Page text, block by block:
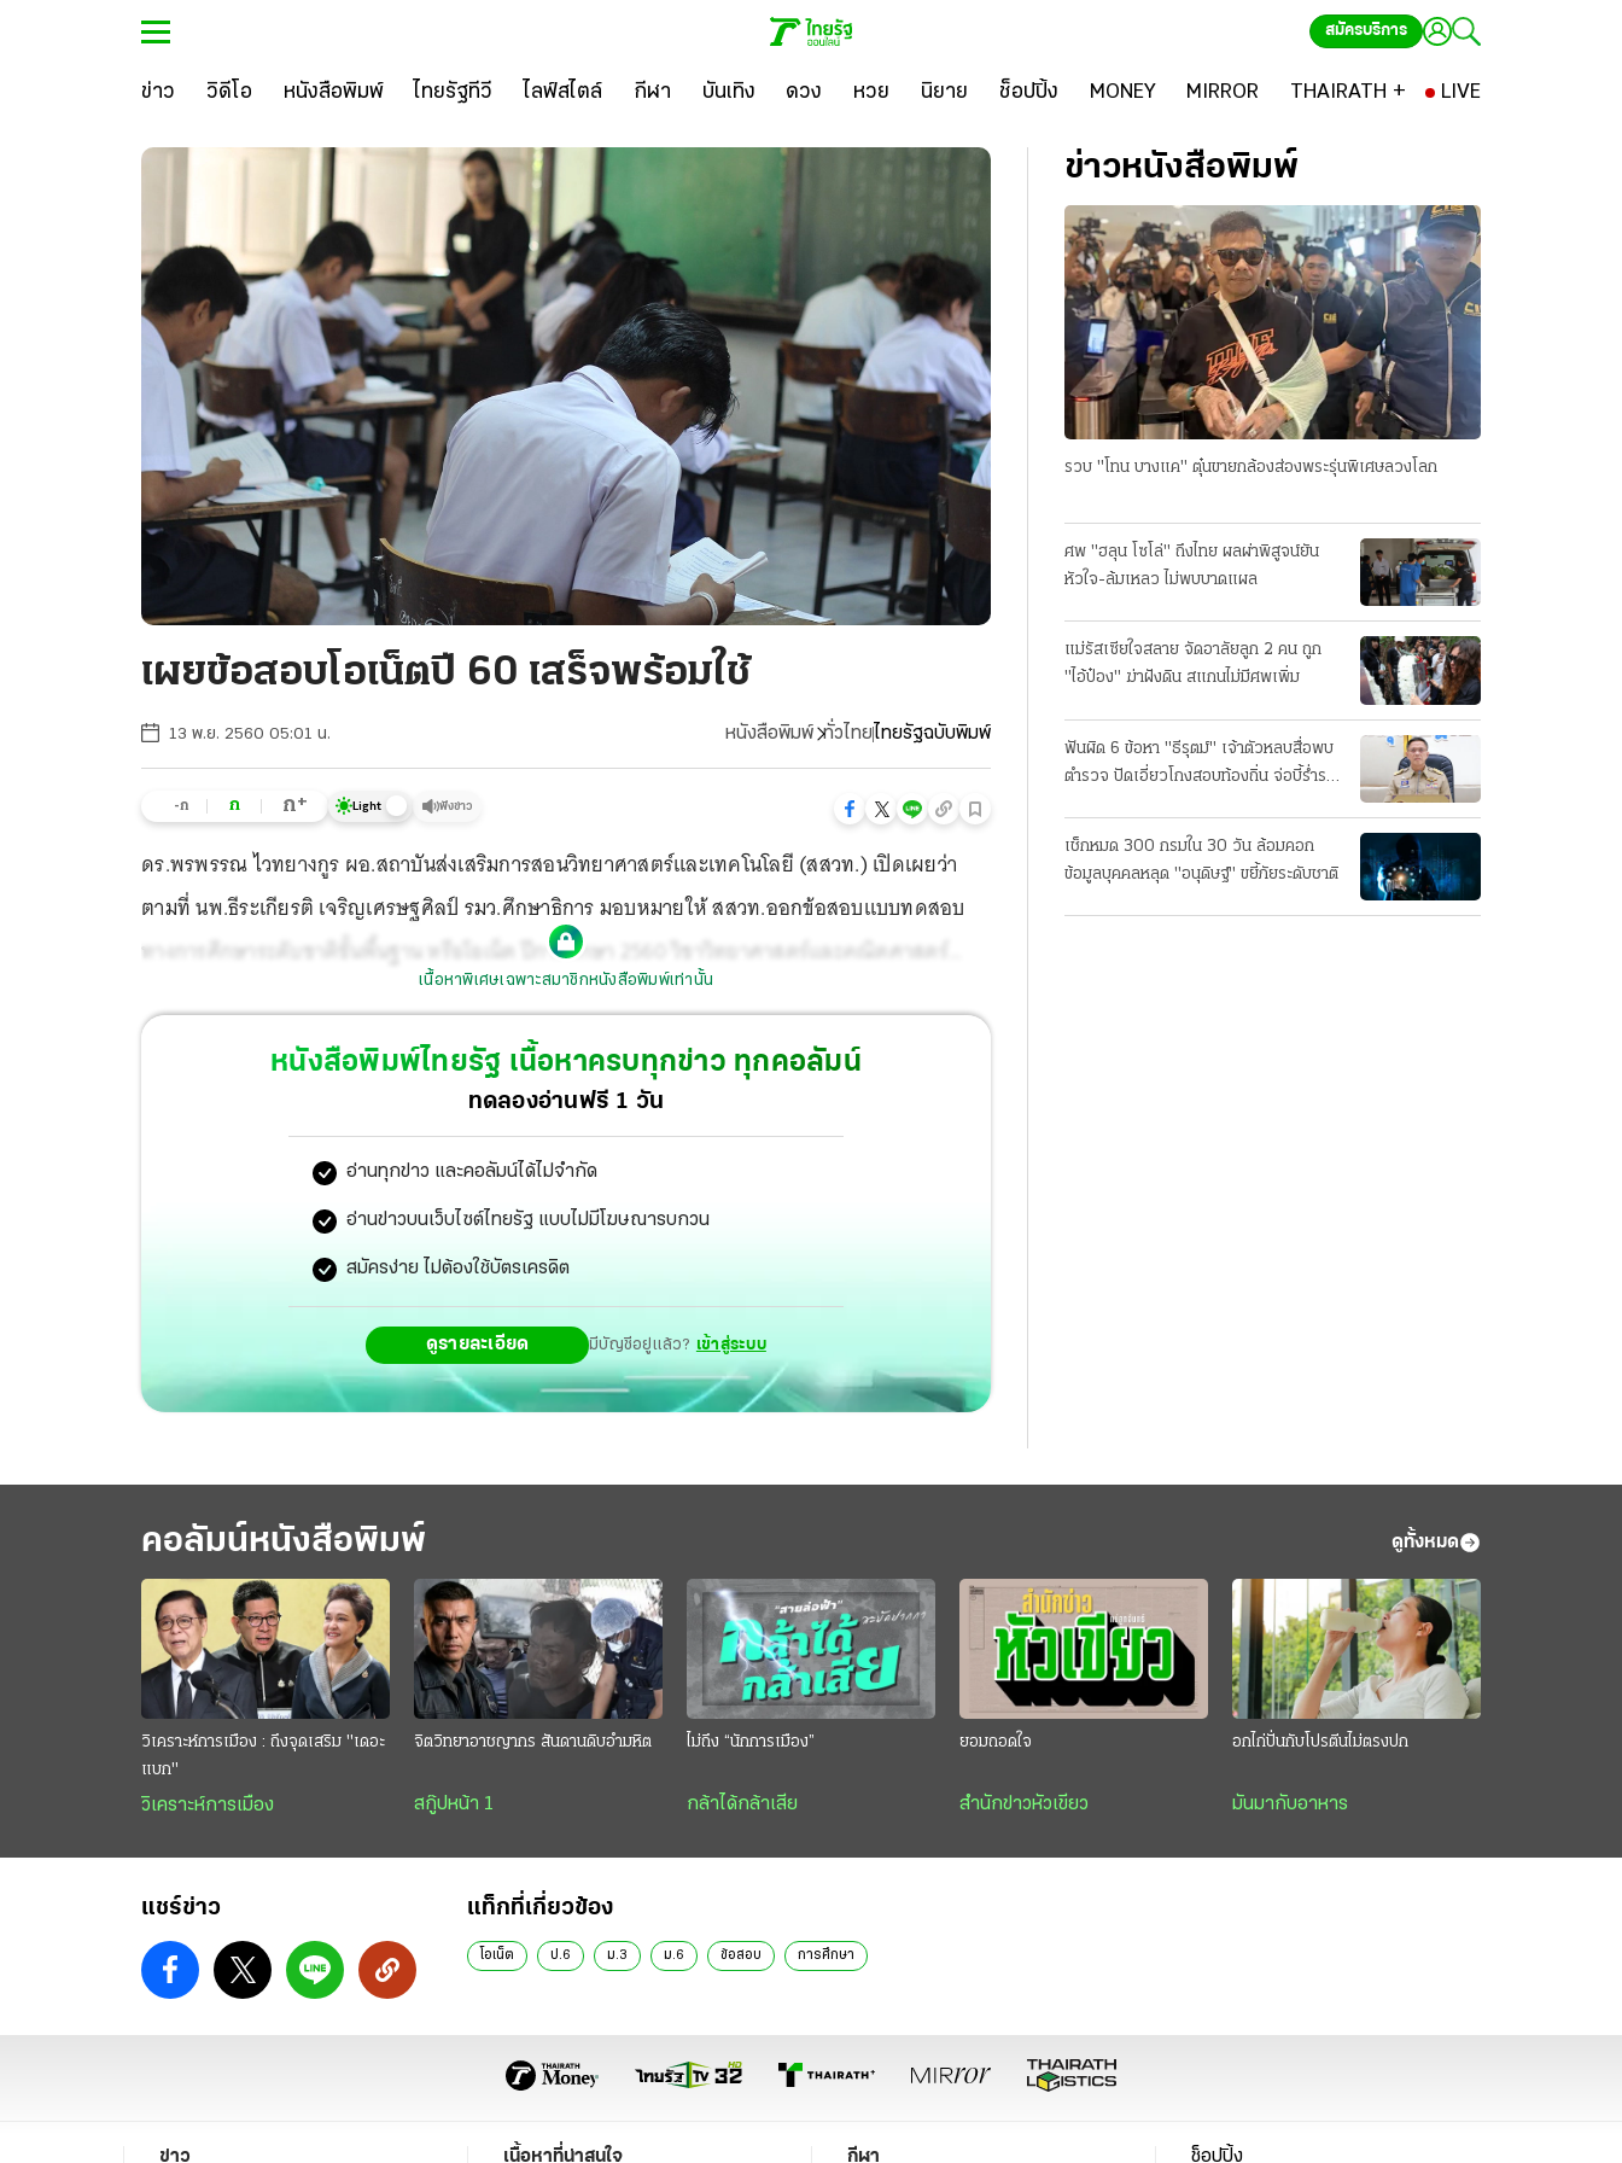
สมัครบริการ
ข่าว วิดีโอ หนังสือพิมพ์ ไทยรัฐทีวี ไลฟ์สไตล์ กีฬา บันเทิง ดวง หวย นิยาย ช็อปปิ้ง MONEY MIRROR THAIRATH + LIVE
เผยข้อสอบโอเน็ตปี 60 เสร็จพร้อมใช้
13 พ.ย. 2560 05:01 น. หนังสือพิมพ์ ทั่วไทยไทยรัฐฉบับพิมพ์
-ก ก ก+ Light ฟังข่าว
ดร.พรพรรณ ไวทยางกูร ผอ.สถาบันส่งเสริมการสอนวิทยาศาสตร์และเทคโนโลยี (สสวท.) เปิดเผยว่า
ตามที่ นพ.ธีระเกียรติ เจริญเศรษฐศิลป์ รมว.ศึกษาธิการ มอบหมายให้ สสวท.ออกข้อสอบแบบทดสอบ
ทางการศึกษาระดับชาติขั้นพื้นฐาน หรือโอเน็ต ปีการศึกษา 2560 วิชาวิทยาศาสตร์และคณิตศาสตร์
สำหรับนักเรียน ป.6 ม.3 และ ม.6 ซึ่งจะมีการสอบปี 2561 นั้น สสวท.ได้ออกข้อสอบโอเน็ตของนักเรียน
ป.6 เสร็จแล้ว กำลังจะส่งและจัดพิมพ์เป็นอักษรเบรลล์ เพื่อใช้สำหรับนักเรียนที่มีความพิการทางสายตา
ส่วน ม.3 และ ม.6 อยู่ระหว่างตรวจทานข้อสอบ ซึ่งมั่นใจว่าการจัดทำข้อสอบจะเสร็จตามแผนที่กำหนดไว้
เนื้อหาจะไม่เกินจากตำราเรียนแน่นอน เพราะ สสวท.เป็นผู้จัดทำหลักสูตรดังกล่าว
เนื้อหาพิเศษเฉพาะสมาชิกหนังสือพิมพ์เท่านั้น
หนังสือพิมพ์ไทยรัฐ เนื้อหาครบทุกข่าว ทุกคอลัมน์
ทดลองอ่านฟรี 1 วัน
อ่านทุกข่าว และคอลัมน์ได้ไม่จำกัด
อ่านข่าวบนเว็บไซต์ไทยรัฐ แบบไม่มีโฆษณารบกวน
สมัครง่าย ไม่ต้องใช้บัตรเครดิต
ดูรายละเอียด มีบัญชีอยู่แล้ว? เข้าสู่ระบบ
ข่าวหนังสือพิมพ์
รวบ "โทน บางแค" ตุ๋นขายกล้องส่องพระรุ่นพิเศษลวงโลก
ศพ "ฮลุน โซโล่" ถึงไทย ผลผ่าพิสูจน์ยัน
หัวใจ-ล้มเหลว ไม่พบบาดแผล
แม่รัสเซียใจสลาย จัดอาลัยลูก 2 คน ถูก
"ไอ้ป๋อง" ฆ่าฝังดิน สแกนไม่มีศพเพิ่ม
ฟันผิด 6 ข้อหา "ธีรุตม์" เจ้าตัวหลบสื่อพบ
ตำรวจ ปัดเอี่ยวโกงสอบท้องถิ่น จ่อบี้รํ่ารวย
เช็กหมด 300 กรมใน 30 วัน ล้อมคอก
ข้อมูลบุคคลหลุด "อนุดิษฐ์" ขยี้ภัยระดับชาติ
คอลัมน์หนังสือพิมพ์ ดูทั้งหมด
วิเคราะห์การเมือง : ถึงจุดเสริม "เดอะ
แบก"
วิเคราะห์การเมือง
จิตวิทยาอาชญากร สันดานดิบอำมหิต
สกู๊ปหน้า 1
ไม่ถึง “นักการเมือง”
กล้าได้กล้าเสีย
ยอมถอดใจ
สำนักข่าวหัวเขียว
อกไก่ปั่นกับโปรตีนไม่ตรงปก
มันมากับอาหาร
แชร์ข่าว แท็กที่เกี่ยวข้อง
โอเน็ต ป.6 ม.3 ม.6 ข้อสอบ การศึกษา
ข่าว เนื้อหาที่น่าสนใจ กีฬา ช็อปปิ้ง